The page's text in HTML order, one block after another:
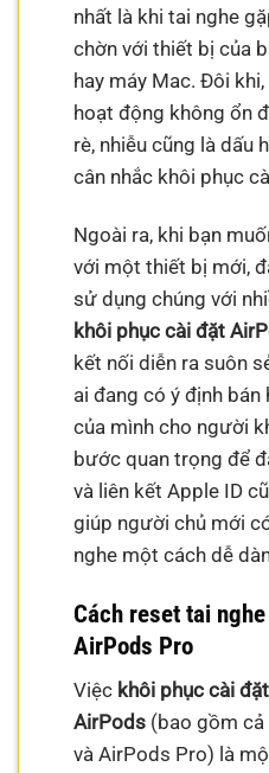
nhất là khi tai nghe
chờn với thiết bị của
hay máy Mac. Đôi
hoạt động không ổn
rè, nhiễu cũng là dấu
cân nhắc khôi phục
Ngoài ra, khi bạn
với một thiết bị mới,
sử dụng chúng với
khôi phục cài đặt
kết nối diễn ra suôn
ai đang có ý định
của mình cho người
bước quan trọng để
và liên kết Apple ID
giúp người chủ mới
nghe một cách dễ
Cách reset tai
AirPods Pro
Việc khôi phục cài
AirPods (bao gồm
và AirPods Pro) là